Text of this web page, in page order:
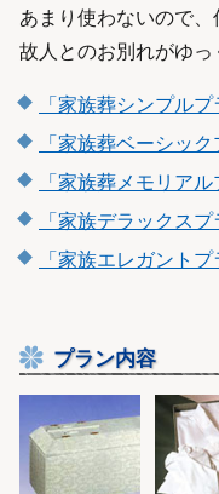
あまり使わないので、
故人とのお別れがゆっ
「家族葬シンプル
「家族葬ベーシッ
「家族葬メモリア
「家族デラックス
「家族エレガント
プラン内容